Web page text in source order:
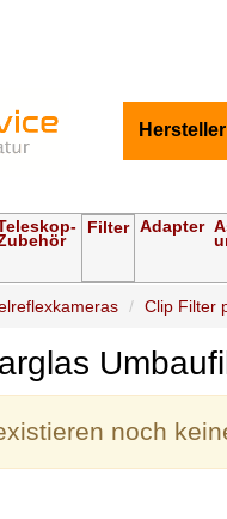
Filter Adapter
Clip Filter
noch